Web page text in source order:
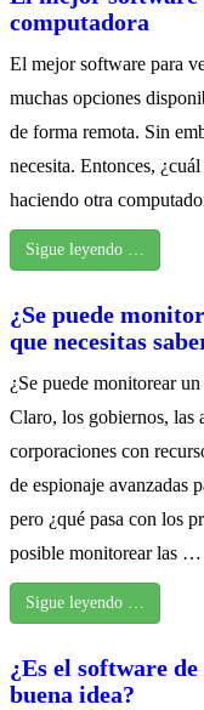
computadora
El mejor software para
muchas opciones
de forma remota. Sin
necesita. Entonces,
haciendo otra
Sigue leyendo …
¿Se puede
que necesitas
¿Se puede monitorear
Claro, los gobiernos, las
corporaciones con
de espionaje avanzadas
pero ¿qué pasa con los
posible monitorear las …
Sigue leyendo …
¿Es el software
buena idea?